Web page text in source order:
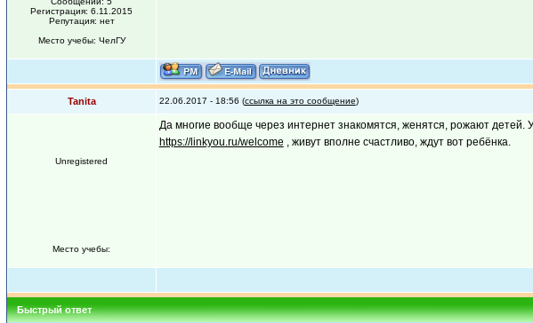
Регистрация: 6.11.2015
Репутация: нет
Место учебы: ЧелГУ
Tanita 22.06.2017 - 18:56 (ссылка на это сообщение)
Unregistered
Место учебы:
Да многие вообще через интернет знакомятся, женятся, рожают
https://linkyou.ru/welcome , живут вполне счастливо, ждут вот ребёнка.
Быстрый ответ